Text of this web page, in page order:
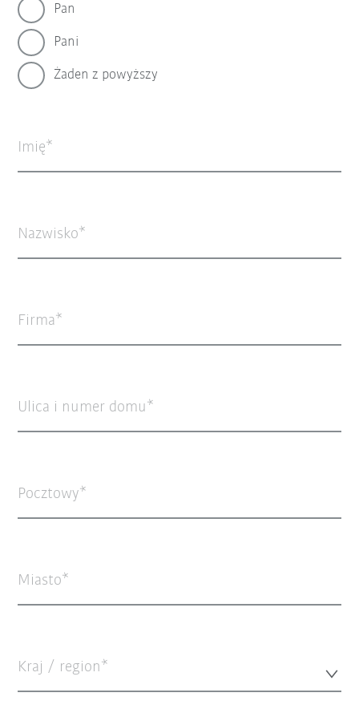
Pan
Pani
Żaden z powyższy
Imię
Nazwisko
Firma
Ulica i numer domu
Pocztowy
Miasto
Kraj / region*